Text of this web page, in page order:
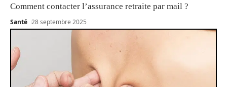
Comment contacter l’assurance retraite par mail ?
Santé 28 septembre 2025